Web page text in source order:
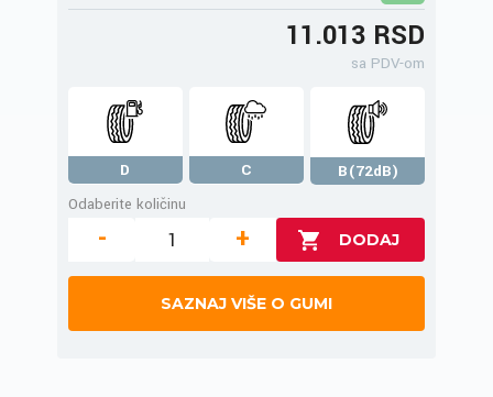
11.013 RSD
sa PDV-om
D C
B(72dB)
Odaberite količinu
- +
SAZNAJ VIŠE O GUMI